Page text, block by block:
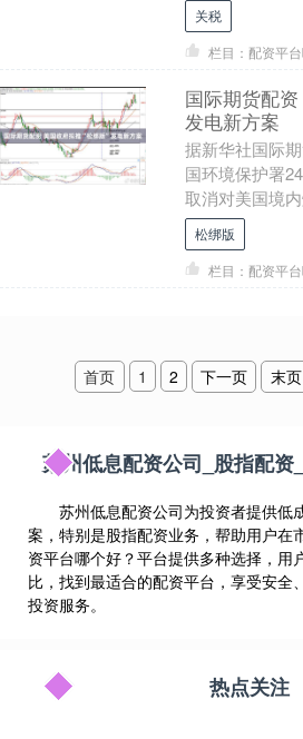
首次披露了这....
关税
栏目：配资平
国际期货配
发电新方案
据新华社国际
国环境保护署
取消对美国境
体排放限制的
德·特朗普刚签....
松绑版
栏目：配资平
首页 1 2 下一页 末页
苏州低息配资公司_股指配资
苏州低息配资公司为投资者提供低
案，特别是股指配资业务，帮助用户在
资平台哪个好？平台提供多种选择，用
比，找到最适合的配资平台，享受安全
投资服务。
热点关注